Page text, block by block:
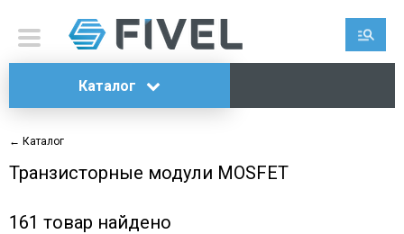
Каталог
← Каталог
Транзисторные модули MOSFET
161 товар найдено